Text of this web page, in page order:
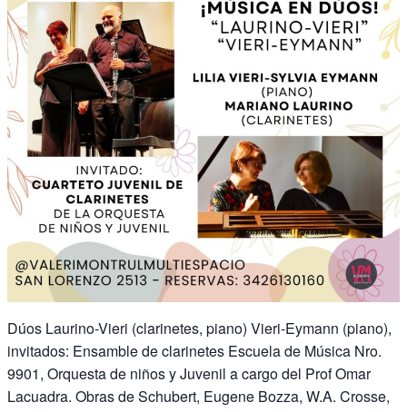
Dúos Laurino-Vieri (clarinetes, piano) Vieri-Eymann (piano),
invitados: Ensamble de clarinetes Escuela de Música Nro.
9901, Orquesta de niños y Juvenil a cargo del Prof Omar
Lacuadra. Obras de Schubert, Eugene Bozza, W.A. Crosse,